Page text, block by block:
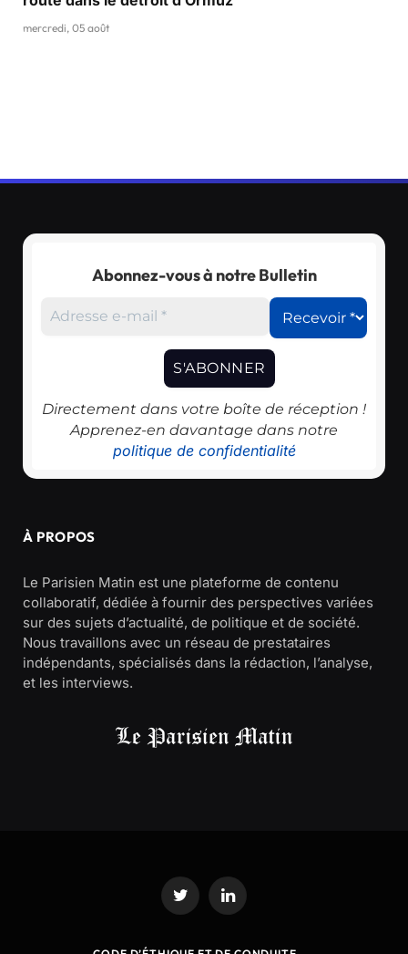
mercredi, 05 août
Abonnez-vous à notre Bulletin
Directement dans votre boîte de réception !
Apprenez-en davantage dans notre
politique de confidentialité
À PROPOS
Le Parisien Matin est une plateforme de contenu
collaboratif, dédiée à fournir des perspectives variées
sur des sujets d’actualité, de politique et de société.
Nous travaillons avec un réseau de prestataires
indépendants, spécialisés dans la rédaction, l’analyse,
et les interviews.
Twitter LinkedIn